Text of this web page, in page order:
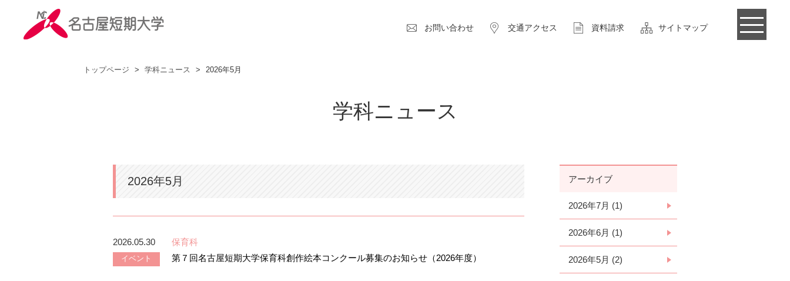
お問い合わせ 交通アクセス 資料請求 サイトマップ
トップページ > 学科ニュース > 2026年5月
学科ニュース
2026年5月
2026.05.30 保育科
イベント 第７回名古屋短期大学保育科創作絵本コンクール募集のお知らせ（2026年度）
アーカイブ
2026年7月 (1)
2026年6月 (1)
2026年5月 (2)